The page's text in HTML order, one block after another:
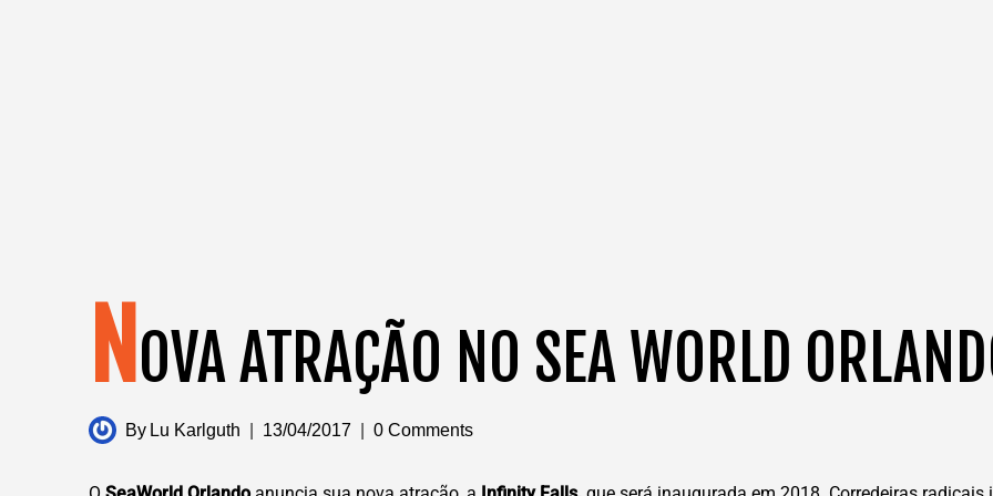
N OVA ATRAÇÃO NO SEA WORLD
By Lu Karlguth 13/04/2017 0 Comments